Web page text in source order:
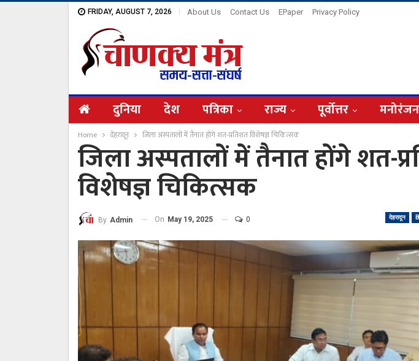
FRIDAY, AUGUST 7, 2026 About Us Contact Us EPaper Privacy Policy
दुनिया देश पत्रिका राज्य पूर्वोत्तर मनोरंजन
Home देहरादून जिला अस्पतालों में तैनात होंगे शत-प्रतिशत विशेषज्ञ चिकित्सक
जिला अस्पतालों में तैनात होंगे शत-
विशेषज्ञ चिकित्सक
देहरादून
By Admin On May 19, 2025 0